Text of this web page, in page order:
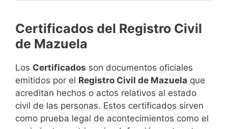
Certificados del Registro Civil
de Mazuela
Los Certificados son documentos oficiales
emitidos por el Registro Civil de Mazuela que
acreditan hechos o actos relativos al estado
civil de las personas. Estos certificados sirven
como prueba legal de acontecimientos como el